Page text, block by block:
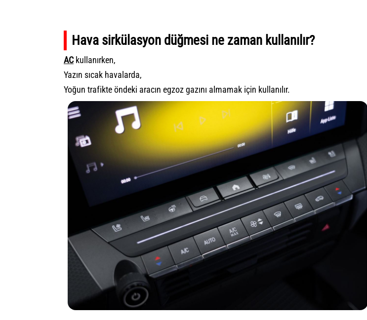
Hava sirkülasyon düğmesi ne zaman kullanılır?
ACkullanırken,
Yazın sıcak havalarda,
Yoğun trafikte öndeki aracın egzoz gazını almamak için kullanılır.